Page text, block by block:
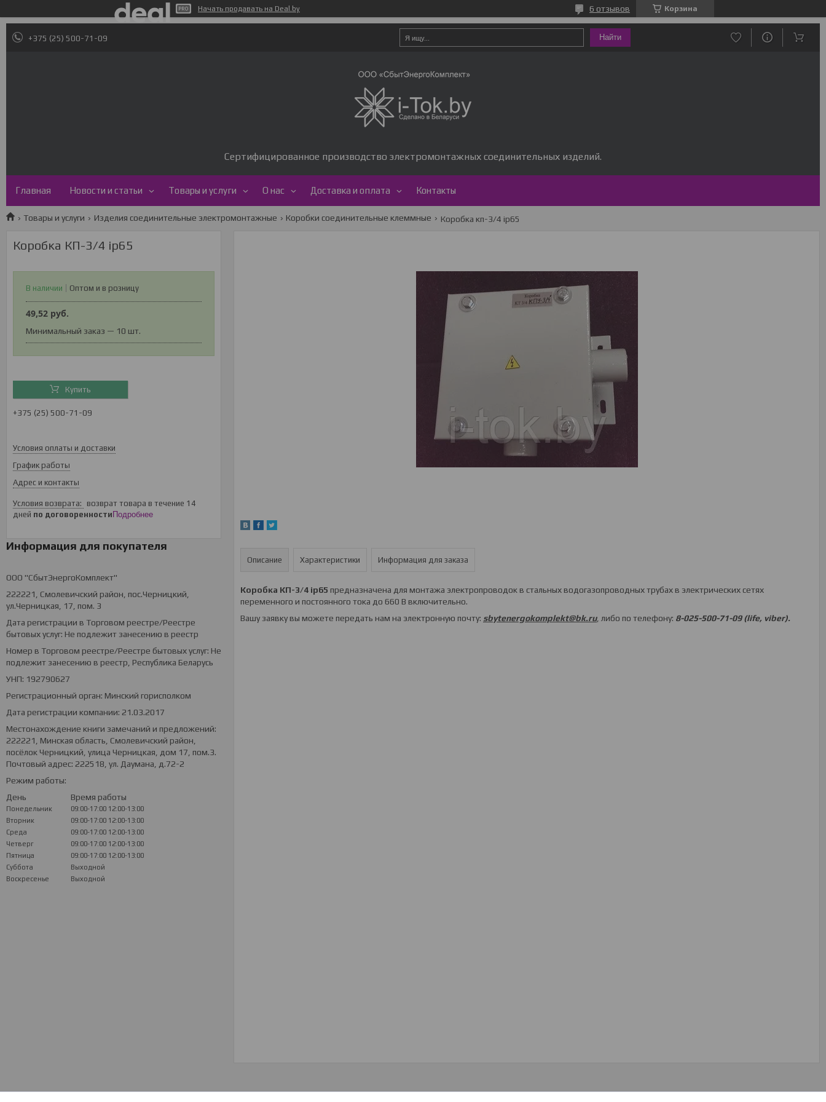
Начать продавать на Deal.by Корзина
6 отзывов
+375 (25) 500-71-09 Найти
Сертифицированное производство электромонтажных соединительных изделий.
Главная Новости и статьи Товары и услуги О нас Доставка и оплата Контакты
Товары и услуги Изделия соединительные электромонтажные Коробки соединительные клеммные Коробка кп-3/4 ip65
Коробка КП-3/4 ip65
В наличии Оптом и в розницу
49,52 руб.
Минимальный заказ — 10 шт.
Купить
+375 (25) 500-71-09
Условия оплаты и доставки
График работы
Адрес и контакты
возврат товара в течение 14
дней по договоренностиПодробнее
Информация для покупателя
ООО "СбытЭнергоКомплект"
222221, Смолевичский район, пос.Черницкий,
ул.Черницкая, 17, пом. 3
Дата регистрации в Торговом реестре/Реестре
бытовых услуг: Не подлежит занесению в реестр
Номер в Торговом реестре/Реестре бытовых услуг: Не
подлежит занесению в реестр, Республика Беларусь
УНП: 192790627
Регистрационный орган: Минский горисполком
Дата регистрации компании: 21.03.2017
Местонахождение книги замечаний и предложений:
222221, Минская область, Смолевичский район,
посёлок Черницкий, улица Черницкая, дом 17, пом.3.
Почтовый адрес: 222518, ул. Даумана, д.72-2
Режим работы:
День
Время работы
Понедельник 09:00-17:00 12:00-13:00
Вторник
09:00-17:00 12:00-13:00
Среда
09:00-17:00 12:00-13:00
Четверг
09:00-17:00 12:00-13:00
Пятница
09:00-17:00 12:00-13:00
Суббота
Выходной
Воскресенье
Выходной
Описание Характеристики Информация для заказа
Коробка КП-3/4 ip65 предназначена для монтажа электропроводок в стальных водогазопроводных трубах в электрических сетях
переменного и постоянного тока до 660 В включительно.
Вашу заявку вы можете передать нам на электронную почту: sbytenergokomplekt@bk.ru, либо по телефону: 8-025-500-71-09 (life, viber).